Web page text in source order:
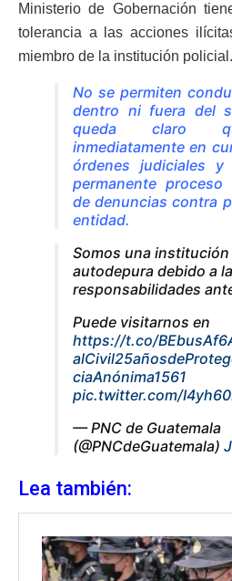
Ministerio de Gobernación
tolerancia a las acciones
miembro de la institución policial.
No se permiten
dentro ni fuera del
queda claro
inmediatamente en
órdenes judiciales y
permanente
de denuncias contra
entidad.
Somos una institución
autodepura debido a
responsabilidades
Puede visitarnos en
https://t.co/
ciaAnónima1561
pic.twitter.com/
— PNC de Guatemala
(@PNCdeGuatemala)
Lea también: